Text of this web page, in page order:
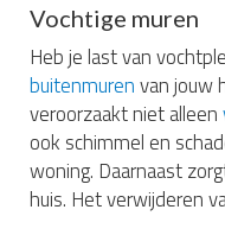
Vochtige muren
Heb je last van
buitenmurenvan jouw
veroorzaakt niet alleen
ook schimmel en
woning. Daarnaast
huis. Het verwijderen